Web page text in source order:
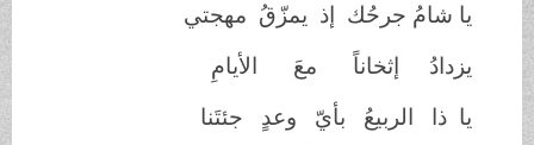
يا شامُ جرحُك إذ يمزّقُ مهجتي
يزدادُ إثخاناً معَ الأيامِ
يا ذا الربيعُ بأيّ وعدٍ جئتَنا